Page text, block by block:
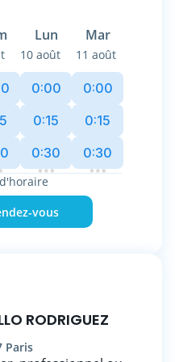
pour une
sur une analyse
votre situation ou
7 pour toute
gratuit.
Lun Mar
10 août 11 août
0:00
0:15
0:30
0:00
0:15
0:30
vous
RODRIGUEZ
Paris